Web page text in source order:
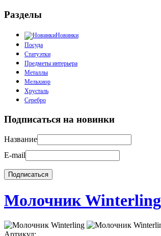
Разделы
Новинки
Посуда
Статуэтки
Предметы интерьера
Металлы
Мельхиор
Хрусталь
Серебро
Подписаться на новинки
Название
E-mail
Молочник Winterling